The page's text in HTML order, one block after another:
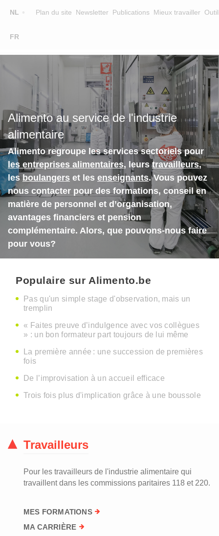
NL
FR
Plan du site Newsletter Publications Mieux travailler
Main
SUR ALIMENTO
EQUIPE
CONTACT
CHERCHER UNE FORMATION
Alimento au service de l'industrie
alimentaire
Alimento regroupe les services sectoriels pour
les entreprises alimentaires, leurstravailleurs,
les boulangers et les enseignants. Vous pouvez
nous contacter pour des formations, conseil en
matière de personnel et d’organisation,
avantages financiers et pension
complémentaire. Alors, que pouvons-nous faire
pour vous?
Populaire sur Alimento.be
Pas qu'un simple stage d'observation, mais un
tremplin
« Faites preuve d’indulgence avec vos collègues
» : un bon formateur part toujours de lui même
La première année : une succession de premières
fois
De l’improvisation à un accueil efficace
Trois fois plus d'implication grâce à une boussole
Travailleurs
Pour les travailleurs de l'industrie alimentaire qui
travaillent dans les commissions paritaires 118 et 220.
MES FORMATIONS
MA CARRIÈRE